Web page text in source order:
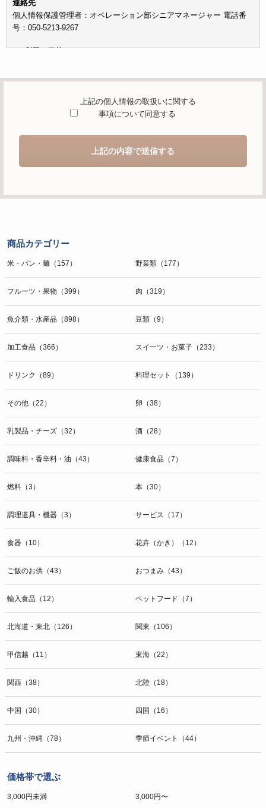
連絡先
個人情報保護管理者：オペレーション部シニアマネージャー 電話番
号：050-5213-9267
c）利用の目的
を適切に受け付け、当社が提供するサービスに関する情報を電子メー
d）個人情報を第三者に提供することが予定される場合の事項
情報を第三者に提供することはありません。
す。
的の通知・開示・内容の訂正・追加または削除・利用の停止・消去お
よび第三者への提供の停止（「開示等」といいます。）に応じます。
g）本人が個人情報を与えることの任意性及び当該情報を与えなかっ
た場合に本人に生じる結果
個人情報の提供は任意と致しますが、当社が依頼する情報の提供がな
い場合、内容が正確でない場合はサービスの提供やご対応等に支障を
きたす可能性がございますのでご了承下さい。
スログ、Cookie（クッキー）等を用いて管理しています。これらに
は、お客様のお名前、ご住所、電話番号、電子メールアドレスなど、
お客様を特定する個人情報は一切含まれておりません。
個人情報に関する問合わせ窓口
〒106-0044 東京都港区東麻布一丁目２７番１号 東麻布食文化ビル４
ＦＡＸ：047-401-6847
上記の個人情報の取扱いに関する
事項について同意する
上記の内容で送信する
商品カテゴリー
米・パン・麺（157） 野菜類（177）
フルーツ・果物（399） 肉（319）
魚介類・水産品（898） 豆類（9）
加工食品（366） スイーツ・お菓子（233）
ドリンク（89） 料理セット（139）
その他（22） 卵（38）
乳製品・チーズ（32） 酒（28）
調味料・香辛料・油（43） 健康食品（7）
燃料（3） 本（30）
調理道具・機器（3） サービス（17）
食器（10） 花卉（かき）（12）
ご飯のお供（43） おつまみ（43）
輸入食品（12） ペットフード（7）
北海道・東北（126） 関東（106）
甲信越（11） 東海（22）
関西（38） 北陸（18）
中国（30） 四国（16）
九州・沖縄（78） 季節イベント（44）
価格帯で選ぶ
3,000円未満 3,000円〜